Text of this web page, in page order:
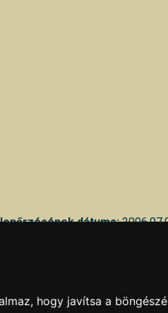
dátuma:
hogy javítsa a